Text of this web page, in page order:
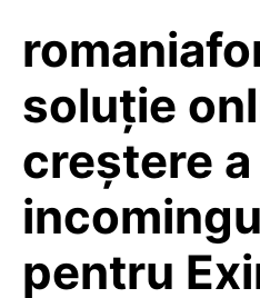
soluție
creștere a
pentru